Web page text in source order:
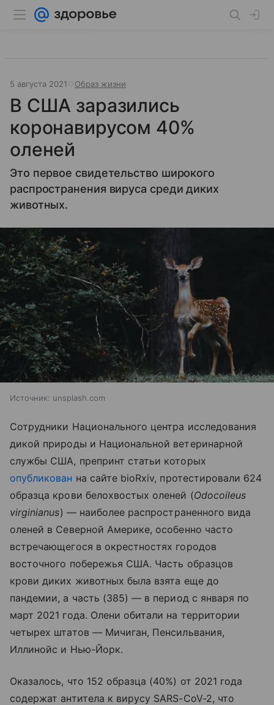
5 августа 2021 Образ жизни
В США заразились
коронавирусом 40%
оленей
Это первое свидетельство широкого
распространения вируса среди диких
животных.
Источник: unsplash.com
Сотрудники Национального центра исследования
дикой природы и Национальной ветеринарной
службы США, препринт статьи которых
опубликован на сайте bioRxiv, протестировали 624
образца крови белохвостых оленей (Odocoileus
virginianus) — наиболее распространенного вида
оленей в Северной Америке, особенно часто
встречающегося в окрестностях городов
восточного побережья США. Часть образцов
крови диких животных была взята еще до
пандемии, а часть (385) — в период с января по
март 2021 года. Олени обитали на территории
четырех штатов — Мичиган, Пенсильвания,
Иллинойс и Нью-Йорк.
Оказалось, что 152 образца (40%) от 2021 года
содержат антитела к вирусу SARS-CoV-2, что